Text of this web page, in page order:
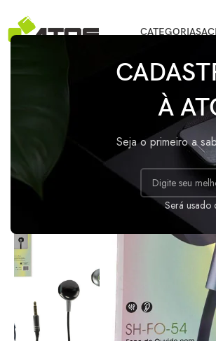
À
Seja o primeiro a
Será
CATEGORIAS
Fone De Ouvido Com